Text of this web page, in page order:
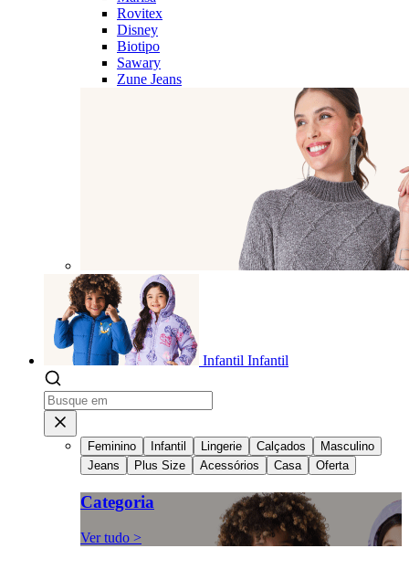
Rovitex
Disney
Biotipo
Sawary
Zune Jeans
Infantil Infantil
Feminino Infantil Lingerie Calçados
Masculino
Jeans
Plus Size Acessórios Casa Oferta
Categoria
Ver tudo >